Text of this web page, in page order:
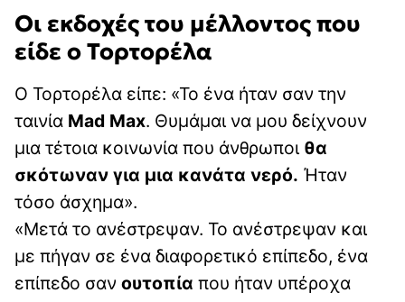
Οι εκδοχές του μέλλοντος που
είδε ο Τορτορέλα
Ο Τορτορέλα είπε: «Το ένα ήταν σαν την
ταινία Mad Max. Θυμάμαι να μου δείχνουν
μια τέτοια κοινωνία που άνθρωποι θα
σκότωναν για μια κανάτα νερό. Ήταν
τόσο άσχημα».
«Μετά το ανέστρεψαν. Το ανέστρεψαν και
με πήγαν σε ένα διαφορετικό επίπεδο, ένα
επίπεδο σαν ουτοπία που ήταν υπέροχα